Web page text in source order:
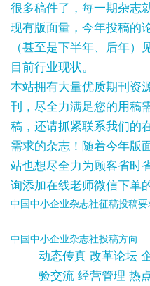
很多稿件了，每一期杂志
现有版面量，今年投稿的
（甚至是下半年、后年
目前行业现状。
本站拥有大量优质期刊资
刊，尽全力满足您的用稿
稿，还请抓紧联系我们的
需求的杂志！随着今年版
站也想尽全力为顾客省时
询添加在线老师微信下单
中国中小企业杂志社征稿投稿要
中国中小企业杂志社投稿方向
动态传真 改革论坛
验交流 经营管理 热